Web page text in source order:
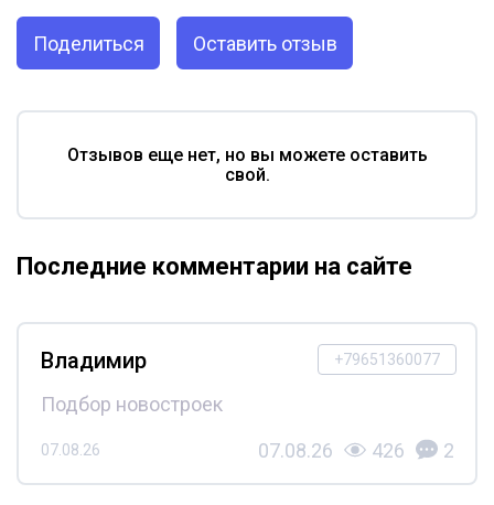
Поделиться Оставить отзыв
Отзывов еще нет, но вы можете оставить
свой.
Последние комментарии на сайте
+79651360077
Владимир
Подбор новостроек
07.08.26 07.08.26 426 2